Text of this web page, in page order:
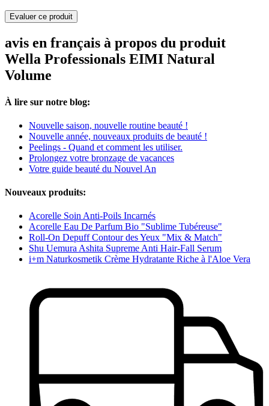
Evaluer ce produit
avis en français à propos du produit
Wella Professionals EIMI Natural
Volume
À lire sur notre blog:
Nouvelle saison, nouvelle routine beauté !
Nouvelle année, nouveaux produits de beauté !
Peelings - Quand et comment les utiliser.
Prolongez votre bronzage de vacances
Votre guide beauté du Nouvel An
Nouveaux produits:
Acorelle Soin Anti-Poils Incarnés
Acorelle Eau De Parfum Bio "Sublime Tubéreuse"
Roll-On Depuff Contour des Yeux "Mix & Match"
Shu Uemura Ashita Supreme Anti Hair-Fall Serum
i+m Naturkosmetik Crème Hydratante Riche à l'Aloe Vera